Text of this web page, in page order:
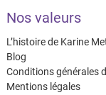
Nos valeurs
L’histoire de Karine
Blog
Conditions générales
Mentions légales